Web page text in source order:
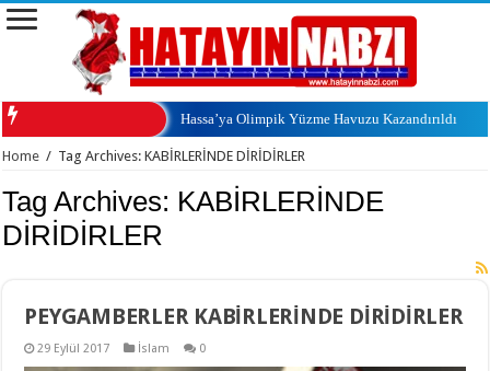
Hassa’ya Olimpik Yüzme Havuzu Kazandırıldı
Home / Tag Archives: KABİRLERİNDE DİRİDİRLER
Tag Archives: KABİRLERİNDE
DİRİDİRLER
PEYGAMBERLER KABİRLERİNDE DİRİDİRLER
29 Eylül 2017 İslam 0